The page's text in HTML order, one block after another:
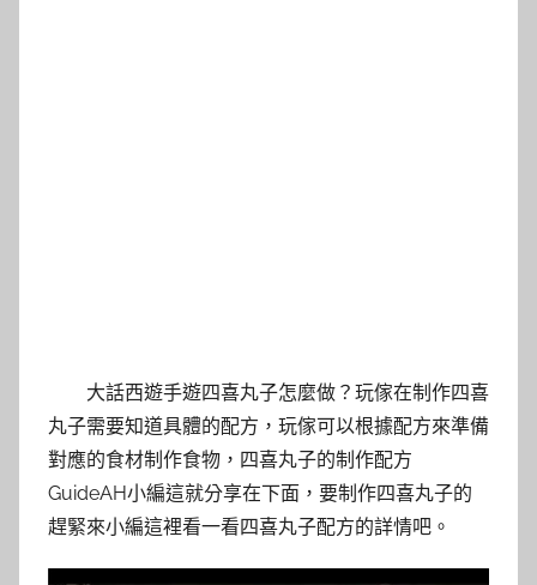
大話西遊手遊四喜丸子怎麼做？玩傢在制作四喜
丸子需要知道具體的配方，玩傢可以根據配方來準備
對應的食材制作食物，四喜丸子的制作配方
GuideAH小編這就分享在下面，要制作四喜丸子的
趕緊來小編這裡看一看四喜丸子配方的詳情吧。